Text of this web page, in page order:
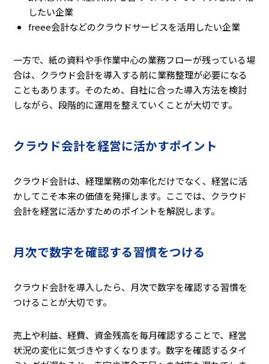
したい企業
freee会計などのクラウドサービスを活用したい企業
一方で、紙の資料や手作業中心の業務フローが残っている場
合は、クラウド会計を導入する前に業務整理が必要になる
こともあります。そのため、自社に合った導入方法を検討
しながら、段階的に運用を整えていくことが大切です。
クラウド会計を経営に活かすポイント
クラウド会計は、経理業務の効率化だけでなく、経営に活
かしてこそ本来の価値を発揮します。ここでは、クラウド
会計を経営に活かすためのポイントを解説します。
月次で数字を確認する習慣をつける
クラウド会計を導入したら、月次で数字を確認する習慣を
つけることが大切です。
売上や利益、経費、資金残高を毎月確認することで、経営
状況の変化に気づきやすくなります。数字を確認するタイ